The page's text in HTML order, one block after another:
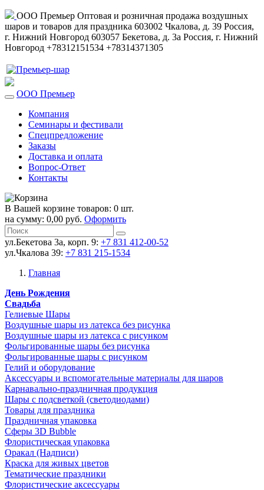
ООО Премьер Оптовая и розничная продажа воздушных
шаров и товаров для праздника 603002 Чкалова, д. 39 Россия,
г. Нижний Новгород 603057 Бекетова, д. 3а Россия, г. Нижний
Новгород +78312151534 +78314371305
ООО Премьер
Компания
Семинары и фестивали
Спецпредложение
Заказы
Доставка и оплата
Вопрос-Ответ
Контакты
В Вашей корзине товаров: 0 шт.
на сумму: 0,00 руб. Оформить
ул.Бекетова 3а, корп. 9: +7 831 412-00-52
ул.Чкалова 39: +7 831 215-1534
Главная
День Рождения
Свадьба
Гелиевые Шары
Воздушные шары из латекса без рисунка
Воздушные шары из латекса с рисунком
Фольгированные шары без рисунка
Фольгированные шары с рисунком
Гелий и оборудование
Аксессуары и вспомогательные материалы для шаров
Карнавально-праздничная продукция
Шары с подсветкой (светодиодами)
Товары для праздника
Праздничная упаковка
Сферы 3D Bubble
Флористическая упаковка
Оракал (Надписи)
Краска для живых цветов
Тематические праздники
Флористические аксессуары